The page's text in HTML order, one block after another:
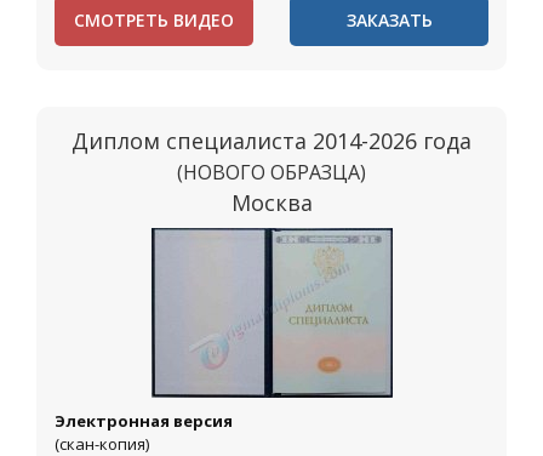
СМОТРЕТЬ ВИДЕО ЗАКАЗАТЬ
Диплом специалиста 2014-2026 года
(НОВОГО ОБРАЗЦА)
Москва
Электронная версия
(скан-копия)